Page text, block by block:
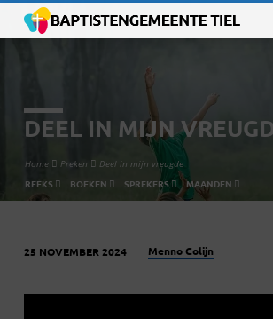
DEEL IN MIJN
Home Preken Deel in mijn vreugde
REEKS BOEKEN SPREKERS MAANDEN
IN
25 NOVEMBER 2024 Menno Colijn